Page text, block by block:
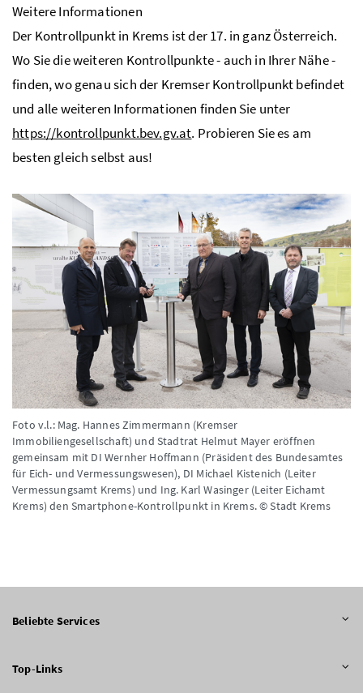
Weitere Informationen
Der Kontrollpunkt in Krems ist der 17. in ganz Österreich.
Wo Sie die weiteren Kontrollpunkte - auch in Ihrer Nähe -
finden, wo genau sich der Kremser Kontrollpunkt befindet
und alle weiteren Informationen finden Sie unter
https://kontrollpunkt.bev.gv.at. Probieren Sie es am
besten gleich selbst aus!
Foto v.l.: Mag. Hannes Zimmermann (Kremser
Immobiliengesellschaft) und Stadtrat Helmut Mayer eröffnen
gemeinsam mit DI Wernher Hoffmann (Präsident des Bundesamtes
für Eich- und Vermessungswesen), DI Michael Kistenich (Leiter
Vermessungsamt Krems) und Ing. Karl Wasinger (Leiter Eichamt
Krems) den Smartphone-Kontrollpunkt in Krems. © Stadt Krems
Beliebte Services
Top-Links